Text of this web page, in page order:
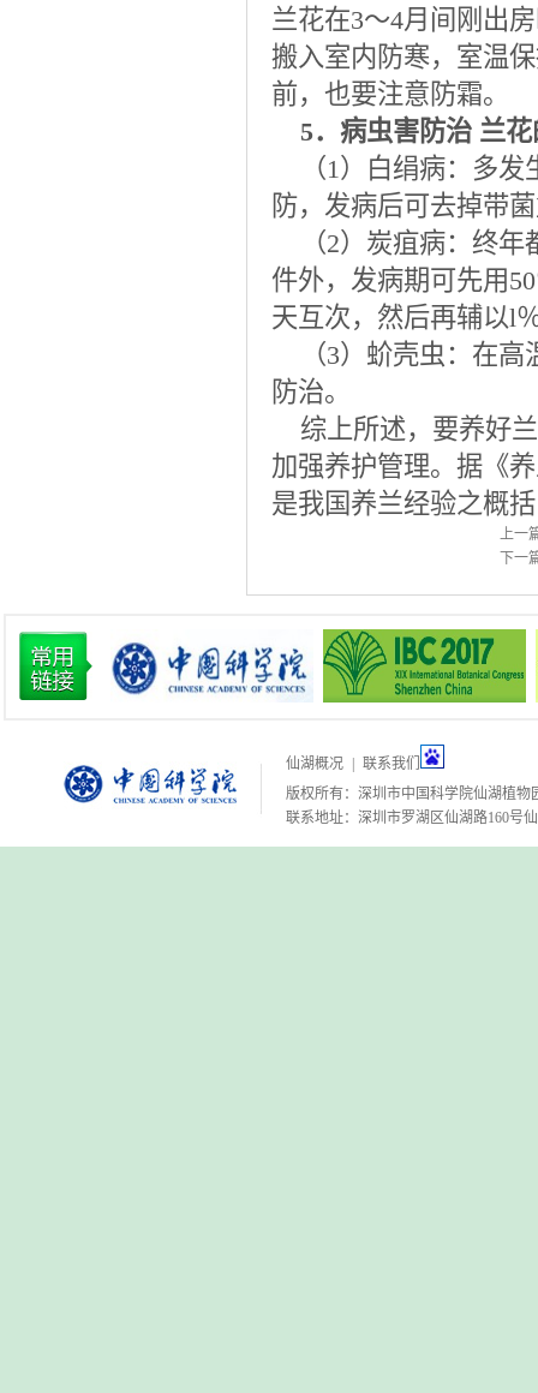
兰花在3～4月间刚出
搬入室内防寒，室温
前，也要注意防霜。
5．病虫害防治 兰花
（1）白绢病：多发
防，发病后可去掉带
（2）炭疽病：终年
件外，发病期可先用
天互次，然后再辅以l
（3）蚧壳虫：在高
防治。
综上所述，要养好
加强养护管理。据《
是我国养兰经验之概括
上一
下一
仙湖概况
联系我们
版权所有：深圳市中国科学院仙湖植物
联系地址：深圳市罗湖区仙湖路160号仙